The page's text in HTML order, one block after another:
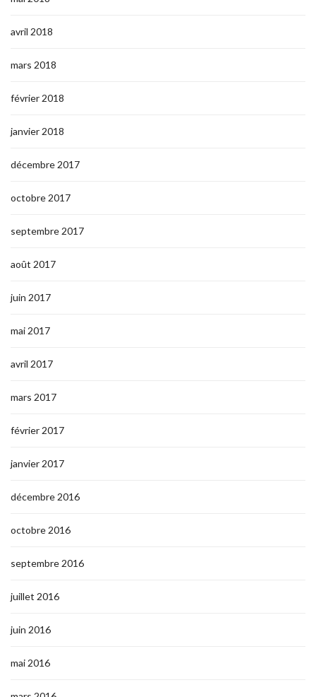
avril 2018
mars 2018
février 2018
janvier 2018
décembre 2017
octobre 2017
septembre 2017
août 2017
juin 2017
mai 2017
avril 2017
mars 2017
février 2017
janvier 2017
décembre 2016
octobre 2016
septembre 2016
juillet 2016
juin 2016
mai 2016